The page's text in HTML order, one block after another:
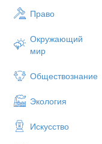
Право
Окружающий
мир
Обществознание
Экология
Искусство